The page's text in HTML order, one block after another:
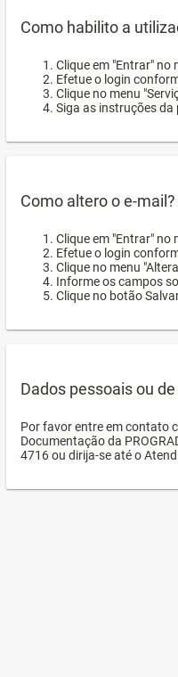
Como habilito a
Clique em "Entrar" no
Efetue o login
Clique no menu
Siga as instruções da
Como altero o e-mail?
Clique em "Entrar" no
Efetue o login
Clique no menu
Informe os campos
Clique no botão
Dados pessoais ou
Por favor entre em contato
Documentação da
4716 ou dirija-se até o